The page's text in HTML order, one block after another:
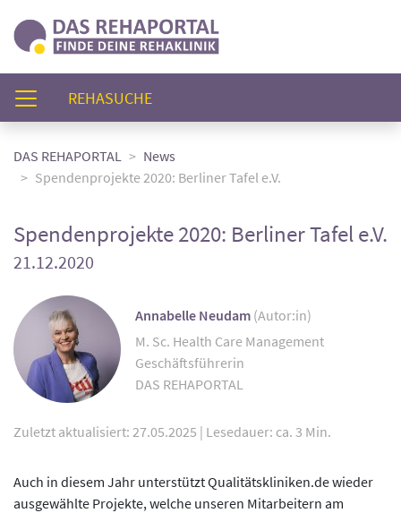
REHASUCHE(AKTUELL)
DAS REHAPORTAL
News
Spendenprojekte 2020: Berliner Tafel e.V.
Spendenprojekte 2020: Berliner Tafel e.V.
21.12.2020
Annabelle Neudam (Autor:in)
M. Sc. Health Care Management
Geschäftsführerin
DAS REHAPORTAL
Zuletzt aktualisiert: 27.05.2025 | Lesedauer: ca. 3 Min.
Auch in diesem Jahr unterstützt Qualitätskliniken.de wieder
ausgewählte Projekte, welche unseren Mitarbeitern am